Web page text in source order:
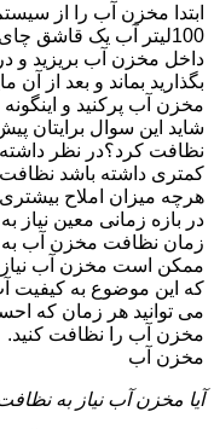
ابتدا مخزن آب را از
بگذارید بماند و بعد از
مخزن آب پرکنید و
شاید این سوال برایتان
نظافت کرد؟در نظر
کمتری داشته باشد
هرچه میزان املاح
در بازه زمانی معین نیاز
زمان نظافت مخزن آب
ممکن است مخزن آب نیاز
که این موضوع به
می توانید هر زمان که
مخزن آب را نظافت کنید.
مخزن آب
آیا مخزن آب نیاز به